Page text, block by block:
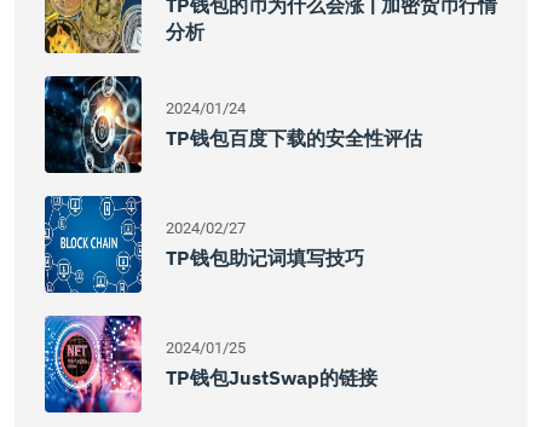
TP钱包的币为什么会涨 | 加密货币行情
分析
2024/01/24
TP钱包百度下载的安全性评估
2024/02/27
TP钱包助记词填写技巧
2024/01/25
TP钱包JustSwap的链接